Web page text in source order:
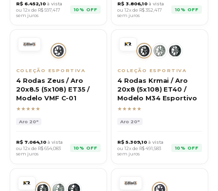
R$ 6.452,10 à vista
ou 12x de R$597,417
sem juros
10% OFF
R$ 3.806,10 à vista
ou 12x de R$352,417
sem juros
10% OFF
COLEÇÃO ESPORTIVA
4 Rodas Zeus / Aro
20x8.5 (5x108) ET35 /
Modelo VMF C-01
★★★★★
Aro 20"
R$ 7.064,10 à vista
ou 12x de R$654,083
sem juros
10% OFF
COLEÇÃO ESPORTIVA
4 Rodas Krmai / Aro
20x8 (5x108) ET40 /
Modelo M34 Esportivo
★★★★★
Aro 20"
R$ 5.309,10 à vista
ou 12x de R$491,583
sem juros
10% OFF